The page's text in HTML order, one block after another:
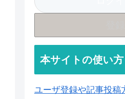
本サイトの使い方
ユーザ登録や記事投稿